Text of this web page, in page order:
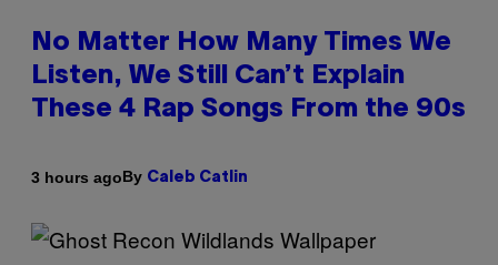
No Matter How Many Times We
Listen, We Still Can’t Explain
These 4 Rap Songs From the 90s
3 hours agoBy Caleb Catlin